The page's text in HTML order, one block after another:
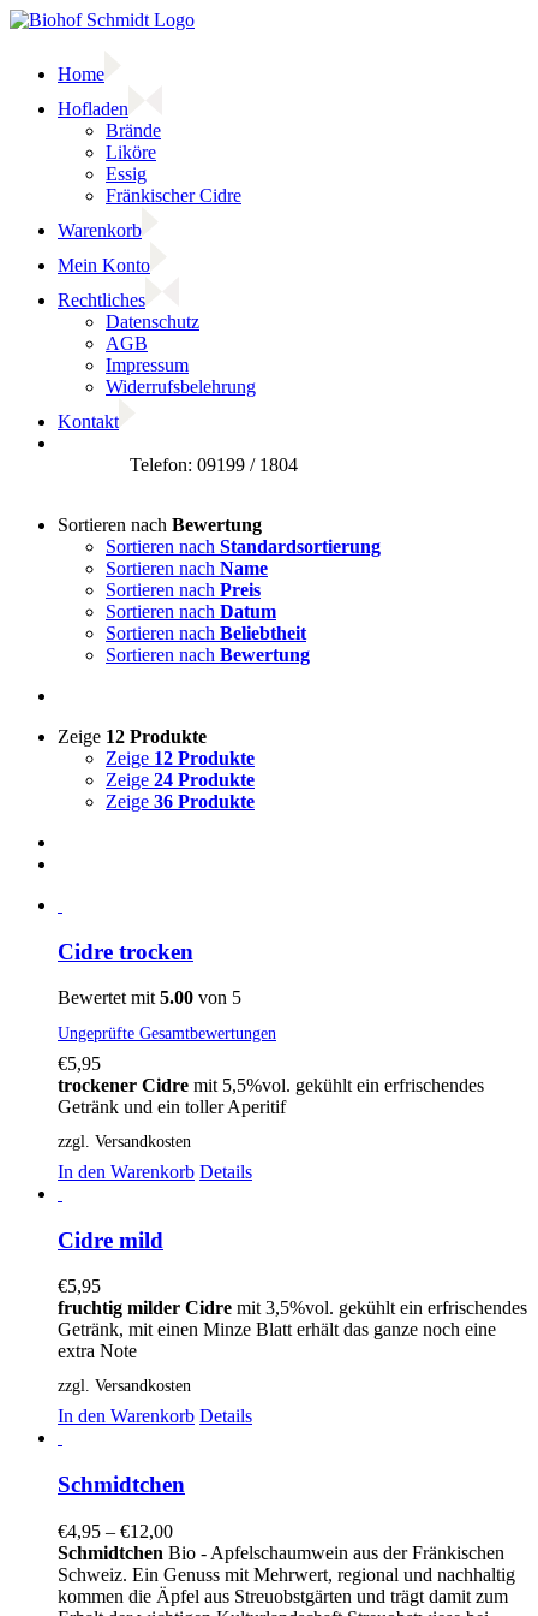
Zum
Home
Hofladen
Brände
Liköre
Essig
Fränkischer Cidre
Warenkorb
Mein Konto
Rechtliches
Datenschutz
AGB
Impressum
Widerrufsbelehrung
Kontakt
Sortieren nach Bewertung
Sortieren nach Standardsortierung
Sortieren nach Name
Sortieren nach Preis
Sortieren nach Datum
Sortieren nach Beliebtheit
Sortieren nach Bewertung
Zeige 12 Produkte
Zeige 12 Produkte
Zeige 24 Produkte
Zeige 36 Produkte
Cidre trocken
Bewertet mit5.00 von 5
Ungeprüfte Gesamtbewertungen
€5,95
trockener Cidre mit 5,5%vol. gekühlt ein erfrischendes
Getränk und ein toller Aperitif
zzgl. Versandkosten
In den Warenkorb Details
Cidre mild
€5,95
fruchtig milder Cidre mit 3,5%vol. gekühlt ein erfrischendes
Getränk, mit einen Minze Blatt erhält das ganze noch eine
extra Note
zzgl. Versandkosten
In den Warenkorb Details
Schmidtchen
€4,95 – €12,00
Schmidtchen Bio - Apfelschaumwein aus der Fränkischen
Schweiz. Ein Genuss mit Mehrwert, regional und nachhaltig
kommen die Äpfel aus Streuobstgärten und trägt damit zum